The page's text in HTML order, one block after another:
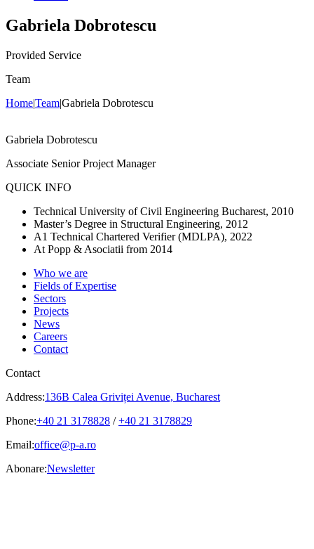
Gabriela Dobrotescu
Provided Service
Team
Home|Team|Gabriela Dobrotescu
Gabriela Dobrotescu
Associate Senior Project Manager
QUICK INFO
Technical University of Civil Engineering Bucharest, 2010
Master’s Degree in Structural Engineering, 2012
A1 Technical Chartered Verifier (MDLPA), 2022
At Popp & Asociatii from 2014
Who we are
Fields of Expertise
Sectors
Projects
News
Careers
Contact
Contact
Address:136B Calea Griviței Avenue, Bucharest
Phone:+40 21 3178828 /+40 21 3178829
Email:office@p-a.ro
Abonare:Newsletter